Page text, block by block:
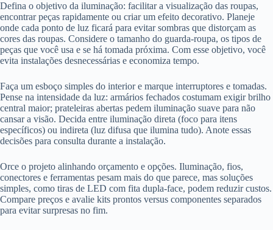
Defina o objetivo da iluminação: facilitar a visualização das roupas,
encontrar peças rapidamente ou criar um efeito decorativo. Planeje
onde cada ponto de luz ficará para evitar sombras que distorçam as
cores das roupas. Considere o tamanho do guarda-roupa, os tipos de
peças que você usa e se há tomada próxima. Com esse objetivo, você
evita instalações desnecessárias e economiza tempo.
Faça um esboço simples do interior e marque interruptores e tomadas.
Pense na intensidade da luz: armários fechados costumam exigir brilho
central maior; prateleiras abertas pedem iluminação suave para não
cansar a visão. Decida entre iluminação direta (foco para itens
específicos) ou indireta (luz difusa que ilumina tudo). Anote essas
decisões para consulta durante a instalação.
Orce o projeto alinhando orçamento e opções. Iluminação, fios,
conectores e ferramentas pesam mais do que parece, mas soluções
simples, como tiras de LED com fita dupla-face, podem reduzir custos.
Compare preços e avalie kits prontos versus componentes separados
para evitar surpresas no fim.